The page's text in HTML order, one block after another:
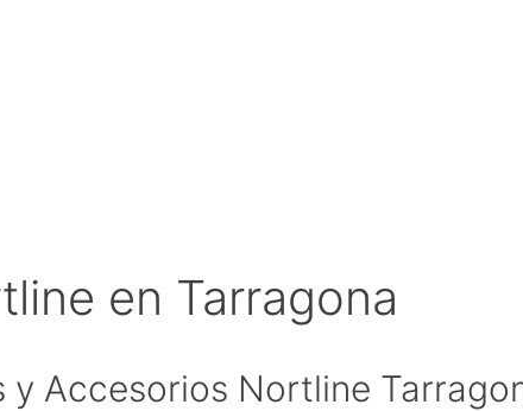
en Tarragona
y Accesorios Nortline